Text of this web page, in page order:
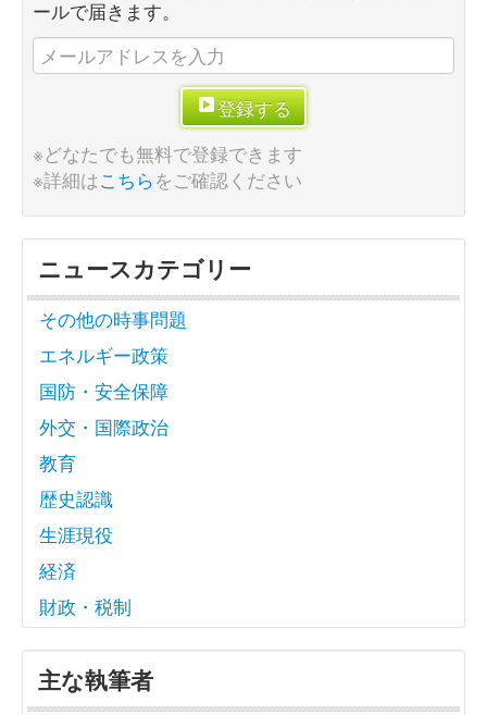
ールで届きます。
登録する
※どなたでも無料で登録できます
※詳細はこちらをご確認ください
ニュースカテゴリー
その他の時事問題
エネルギー政策
国防・安全保障
外交・国際政治
教育
歴史認識
生涯現役
経済
財政・税制
主な執筆者